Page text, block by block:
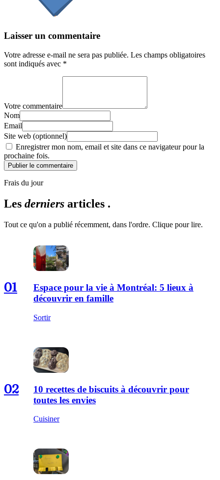
Laisser un commentaire
Votre adresse e-mail ne sera pas publiée. Les champs obligatoires
sont indiqués avec *
Votre commentaire
Nom
Email
Site web (optionnel)
Enregistrer mon nom, email et site dans ce navigateur pour la
prochaine fois.
Publier le commentaire
Frais du jour
Les derniers articles .
Tout ce qu'on a publié récemment, dans l'ordre. Clique pour lire.
01
Espace pour la vie à Montréal: 5 lieux à
découvrir en famille
Sortir
02
10 recettes de biscuits à découvrir pour
toutes les envies
Cuisiner